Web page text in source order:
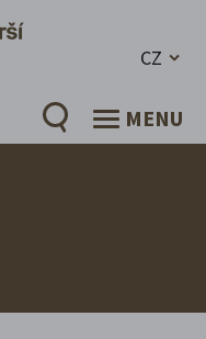
CZ
MENU